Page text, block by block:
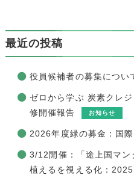
最近の投稿
役員候補者の募集につい
ゼロから学ぶ 炭素クレ
修開催報告
お知らせ
2026年度緑の募金：国
3/12開催：「途上国マン
植えるを視える化：2025